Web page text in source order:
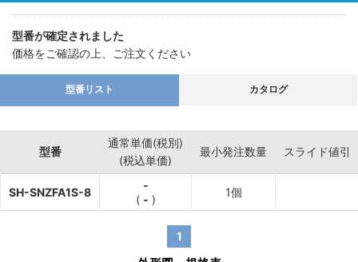
型番が確定されました
価格をご確認の上、ご注文ください
型番リスト カタログ
型番
通常単価(税別)
(税込単価)
最小発注数量 スライド値引
SH-SNZFA1S-8
-
( - )
1個
1